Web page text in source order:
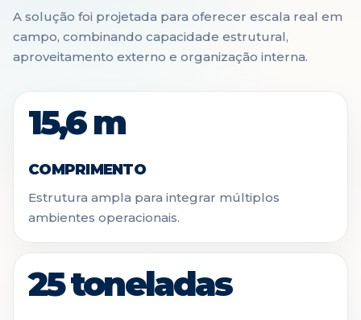
A solução foi projetada para oferecer escala real em
campo, combinando capacidade estrutural,
aproveitamento externo e organização interna.
15,6 m
COMPRIMENTO
Estrutura ampla para integrar múltiplos
ambientes operacionais.
25 toneladas